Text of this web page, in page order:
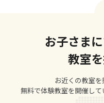
お子さま
教室
お近くの教室を
無料で体験教室を開催し